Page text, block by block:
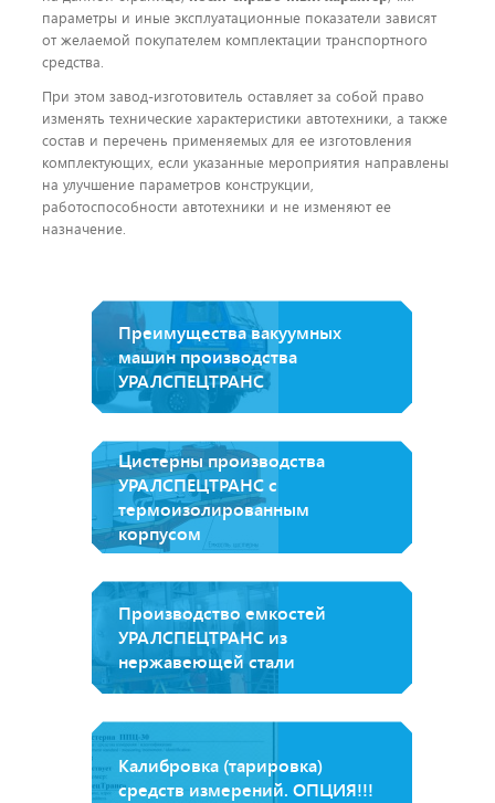
параметры и иные эксплуатационные показатели зависят
от желаемой покупателем комплектации транспортного
средства.
При этом завод-изготовитель оставляет за собой право
изменять технические характеристики автотехники, а также
состав и перечень применяемых для ее изготовления
комплектующих, если указанные мероприятия направлены
на улучшение параметров конструкции,
работоспособности автотехники и не изменяют ее
назначение.
Преимущества вакуумных
машин производства
УРАЛСПЕЦТРАНС
Цистерны производства
УРАЛСПЕЦТРАНС с
термоизолированным
корпусом
Производство емкостей
УРАЛСПЕЦТРАНС из
нержавеющей стали
Калибровка (тарировка)
средств измерений. ОПЦИЯ!!!